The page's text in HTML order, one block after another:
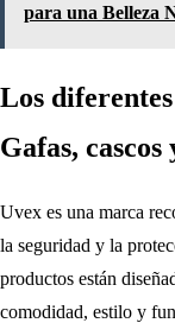
para una Belleza
Los
Gafas, cascos
Uvex es una marca
la seguridad y la
productos están
comodidad, estilo y